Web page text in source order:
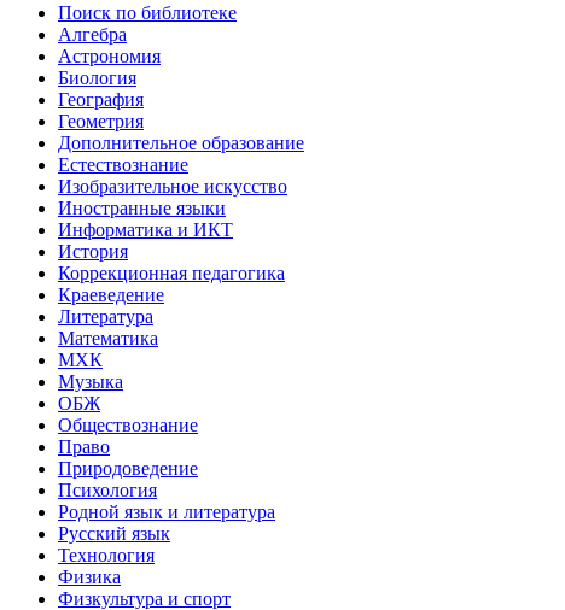
Поиск по библиотеке
Алгебра
Астрономия
Биология
География
Геометрия
Дополнительное образование
Естествознание
Изобразительное искусство
Иностранные языки
Информатика и ИКТ
История
Коррекционная педагогика
Краеведение
Литература
Математика
МХК
Музыка
ОБЖ
Обществознание
Право
Природоведение
Психология
Родной язык и литература
Русский язык
Технология
Физика
Физкультура и спорт